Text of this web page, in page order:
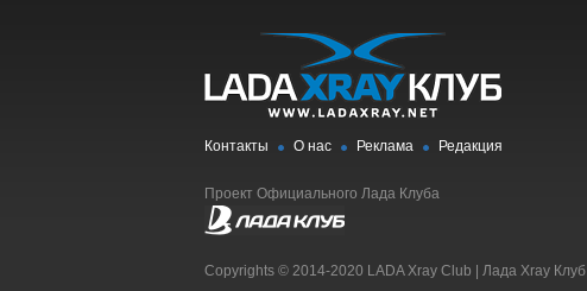
Контакты О нас Реклама Редакция
Проект Официального Лада Клуба
Copyrights © 2014-2020 LADA Xray Club | Лада Xray Клуб